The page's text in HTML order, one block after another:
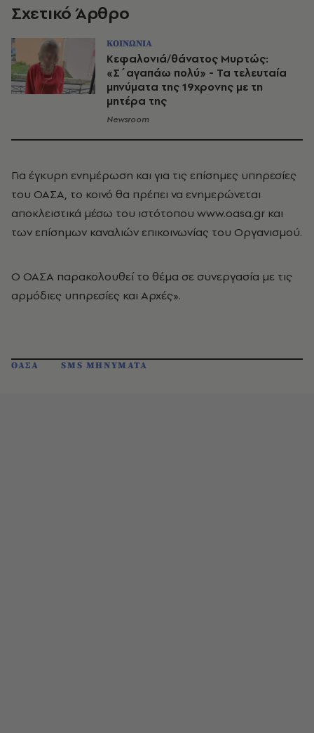
Σχετικό Άρθρο
ΚΟΙΝΩΝΙΑ
Κεφαλονιά/θάνατος Μυρτώς:
«Σ΄αγαπάω πολύ» - Τα τελευταία
μηνύματα της 19χρονης με τη
μητέρα της
Newsroom
Για έγκυρη ενημέρωση και για τις επίσημες υπηρεσίες
του ΟΑΣΑ, το κοινό θα πρέπει να ενημερώνεται
αποκλειστικά μέσω του ιστότοπου www.oasa.gr και
των επίσημων καναλιών επικοινωνίας του Οργανισμού.
Ο ΟΑΣΑ παρακολουθεί το θέμα σε συνεργασία με τις
αρμόδιες υπηρεσίες και Αρχές».
ΟΑΣΑ SMS ΜΗΝΥΜΑΤΑ